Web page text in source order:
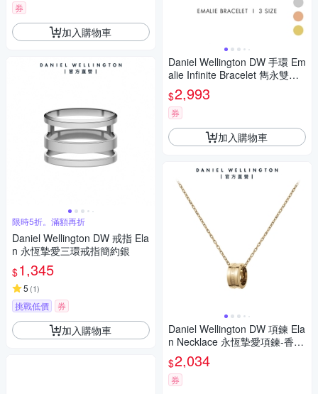
券
加入購物車
限時5折。滿額再折
Daniel Wellington DW 戒指 Ela
n 永恆摯愛三環戒指簡約銀
$1,345
5 (1)
挑戰低價 券
加入購物車
Daniel Wellington DW 手環 Em
alie Infinite Bracelet 雋永雙色
手環 三色任選
$2,993
券
加入購物車
Daniel Wellington DW 項鍊 Ela
n Necklace 永恆摯愛項鍊-香檳
金
$2,034
券